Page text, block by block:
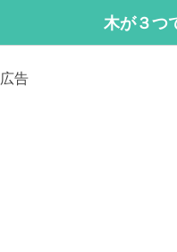
木が３つ
広告